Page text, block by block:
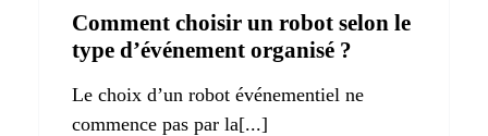
Comment choisir un robot selon le
type d’événement organisé ?
Le choix d’un robot événementiel ne
commence pas par la[...]